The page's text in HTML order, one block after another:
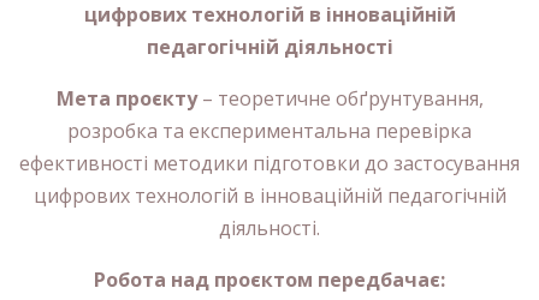
цифрових технологій в інноваційній
педагогічній діяльності
Мета проєкту– теоретичне обґрунтування,
розробка та експериментальна перевірка
ефективності методики підготовки до застосування
цифрових технологій в інноваційній педагогічній
діяльності.
Робота над проєктом передбачає: